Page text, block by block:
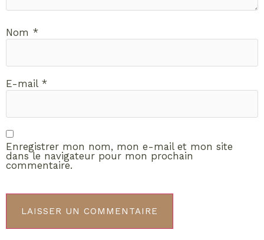
Nom *
E-mail *
Enregistrer mon nom, mon e-mail et mon site
dans le navigateur pour mon prochain
commentaire.